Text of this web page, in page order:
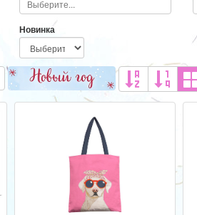
Новинка